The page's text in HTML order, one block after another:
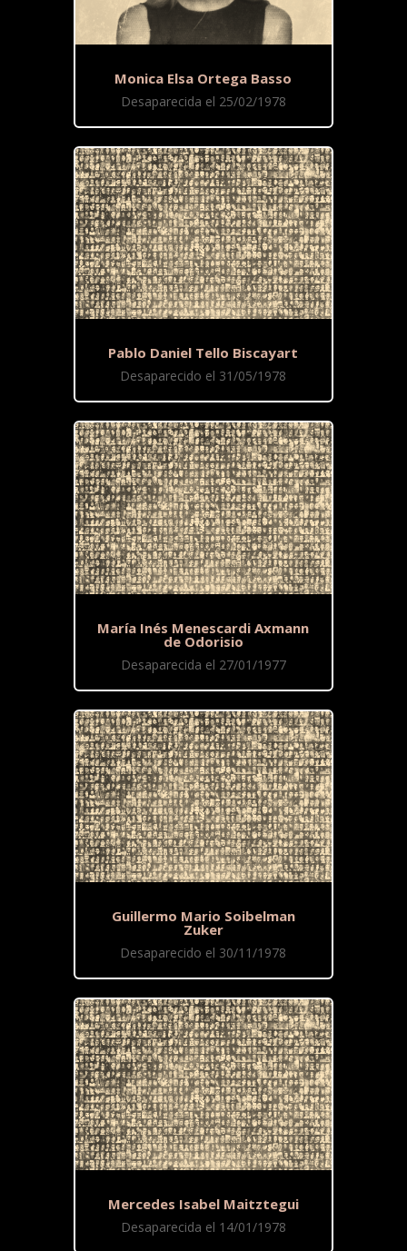
Monica Elsa Ortega Basso
Desaparecida el 25/02/1978
Pablo Daniel Tello Biscayart
Desaparecido el 31/05/1978
María Inés Menescardi Axmann
de Odorisio
Desaparecida el 27/01/1977
Guillermo Mario Soibelman
Zuker
Desaparecido el 30/11/1978
Mercedes Isabel Maitztegui
Desaparecida el 14/01/1978